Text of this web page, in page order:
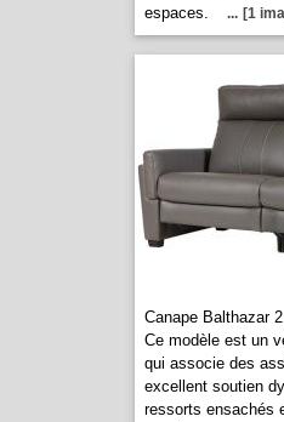
espaces.
... [1
Canape Balthazar
Ce modèle est un
qui associe des
excellent soutien
ressorts ensachés